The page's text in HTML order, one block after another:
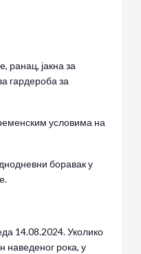
ранац, јакна за
гардероба за
условима на
боравак у
14.08.2024. Уколико
наведеног рока, у